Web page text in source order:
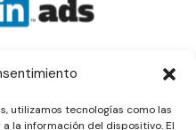
utilizamos tecnologías como las
la información del dispositivo. El
es la plataforma
de alto valor. Creamos
adaptadas a tus objetivos